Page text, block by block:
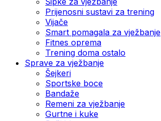
Prijenosni sustavi za trening
Vijače
Smart pomagala za vježbanje
Fitnes oprema
Trening doma ostalo
Sprave za vježbanje
Šejkeri
Sportske boce
Bandaže
Remeni za vježbanje
Gurtne i kuke